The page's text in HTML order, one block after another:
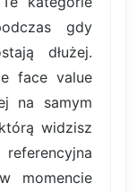
gdy
dłużej.
face value
na samym
widzisz
momencie